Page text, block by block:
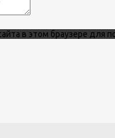
в этом браузере